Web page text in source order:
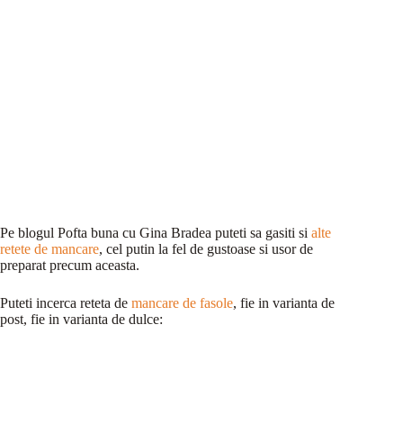
Pe blogul Pofta buna cu Gina Bradea puteti sa gasiti si alte
retete de mancare, cel putin la fel de gustoase si usor de
preparat precum aceasta.
Puteti incerca reteta de mancare de fasole, fie in varianta de
post, fie in varianta de dulce: